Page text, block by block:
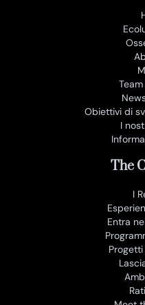
Obiettivi di
I
The
I
Entra